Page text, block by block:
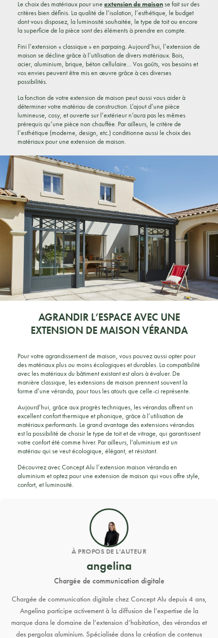
Le choix des matériaux pour une extension de maisonse fait sur des
critères bien définis. La qualité de l’isolation, l’esthétique, le budget
dont vous disposez, la luminosité souhaitée, le type de toit ou encore
la superficie de la pièce sont des éléments à prendre en compte.
Fini l’extension « classique » en parpaing. Aujourd’hui, l’extension de
maison se décline grâce à l’utilisation de divers matériaux. Bois,
acier, aluminium, brique, béton cellulaire… Vos goûts, vos besoins et
vos envies peuvent être mis en œuvre grâce à ces diverses
possibilités.
La fonction de votre extension de maison peut aussi vous aider à
déterminer votre matériau de construction. L’ajout d’une pièce
lumineuse, cosy, et ouverte sur l’extérieur n’aura pas les mêmes
prérequis qu’une pièce non chauffée. Par ailleurs, le critère de
l’esthétique (moderne, design, etc.) conditionne aussi le choix des
matériaux pour une extension de maison.
AGRANDIR L’ESPACE AVEC UNE
EXTENSION DE MAISON VÉRANDA
Pour votre agrandissement de maison, vous pouvez aussi opter pour
des matériaux plus ou moins écologiques et durables. La compatibilité
avec les matériaux du bâtiment existant est alors à évaluer. De
manière classique, les extensions de maison prennent souvent la
forme d’une véranda, pour tous les atouts que celle-ci représente.
Aujourd’hui, grâce aux progrès techniques, les vérandas offrent un
excellent confort thermique et phonique, grâce à l’utilisation de
matériaux performants. Le grand avantage des extensions vérandas
est la possibilité de choisir le type de toit et de vitrage, qui garantissent
votre confort été comme hiver. Par ailleurs, l’aluminium est un
matériau qui se veut écologique, élégant, et résistant.
Découvrez avec Concept Alu l’extension maison véranda en
aluminium et optez pour une extension de maison qui vous offre style,
confort, et luminosité.
À PROPOS DE L'AUTEUR
angelina
Chargée de communication digitale
Chargée de communication digitale chez Concept Alu depuis 4 ans,
Angelina participe activement à la diffusion de l’expertise de la
marque dans le domaine de l’extension d’habitation, des vérandas et
des pergolas aluminium. Spécialisée dans la création de contenus